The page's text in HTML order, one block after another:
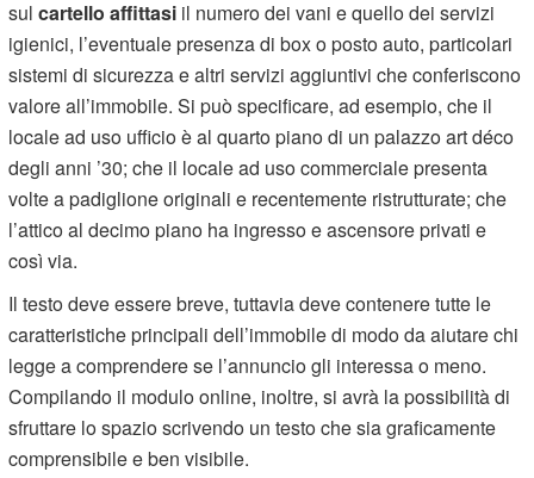
sulcartello affittasi il numero dei vani e quello dei servizi
igienici, l’eventuale presenza di box o posto auto, particolari
sistemi di sicurezza e altri servizi aggiuntivi che conferiscono
valore all’immobile. Si può specificare, ad esempio, che il
locale ad uso ufficio è al quarto piano di un palazzo art déco
degli anni ’30; che il locale ad uso commerciale presenta
volte a padiglione originali e recentemente ristrutturate; che
l’attico al decimo piano ha ingresso e ascensore privati e
così via.
Il testo deve essere breve, tuttavia deve contenere tutte le
caratteristiche principali dell’immobile di modo da aiutare chi
legge a comprendere se l’annuncio gli interessa o meno.
Compilando il modulo online, inoltre, si avrà la possibilità di
sfruttare lo spazio scrivendo un testo che sia graficamente
comprensibile e ben visibile.